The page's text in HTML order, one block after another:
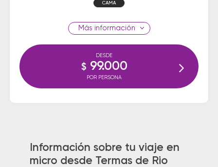
CAMA
información
DESDE
$ 99.000
POR PERSONA
Información sobre tu viaje en
micro desde Termas de Rio